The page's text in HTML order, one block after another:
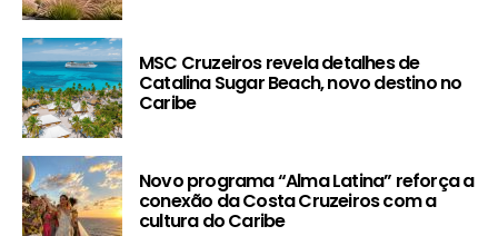
MSC Cruzeiros revela detalhes de
Catalina Sugar Beach, novo destino no
Caribe
Novo programa “Alma Latina” reforça a
conexão da Costa Cruzeiros com a
cultura do Caribe